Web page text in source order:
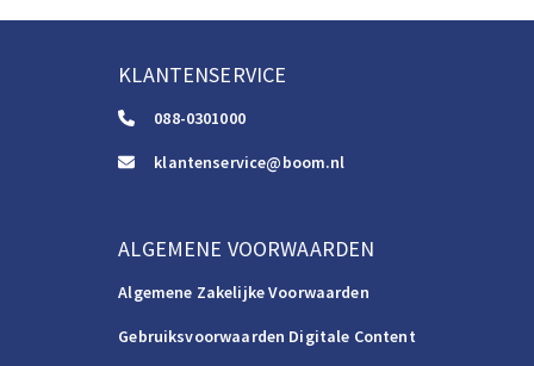
KLANTENSERVICE
088-0301000
klantenservice@boom.nl
ALGEMENE VOORWAARDEN
Algemene Zakelijke Voorwaarden
Gebruiksvoorwaarden Digitale Content